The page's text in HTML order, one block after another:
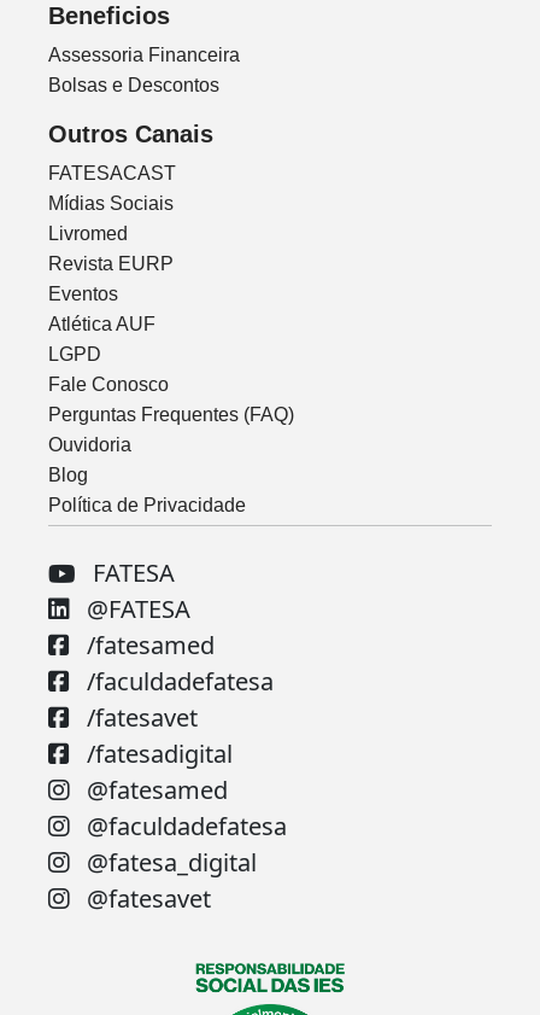
Beneficios
Assessoria Financeira
Bolsas e Descontos
Outros Canais
FATESACAST
Mídias Sociais
Livromed
Revista EURP
Eventos
Atlética AUF
LGPD
Fale Conosco
Perguntas Frequentes (FAQ)
Ouvidoria
Blog
Política de Privacidade
FATESA
@FATESA
/fatesamed
/faculdadefatesa
/fatesavet
/fatesadigital
@fatesamed
@faculdadefatesa
@fatesa_digital
@fatesavet